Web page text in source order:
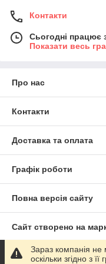
Контакти
Сьогодні працює
Показати весь
Про нас
Контакти
Доставка та оплата
Графік роботи
Повна версія сайту
Сайт створено на
Політика
Зараз компанія не
оскільки згідно з